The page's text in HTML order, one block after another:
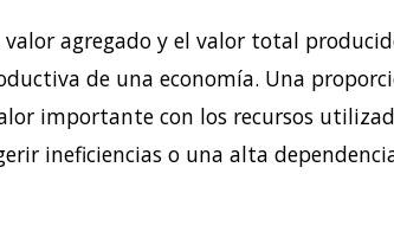
agregado y el valor total
de una economía. Una
importante con los recursos
ineficiencias o una alta